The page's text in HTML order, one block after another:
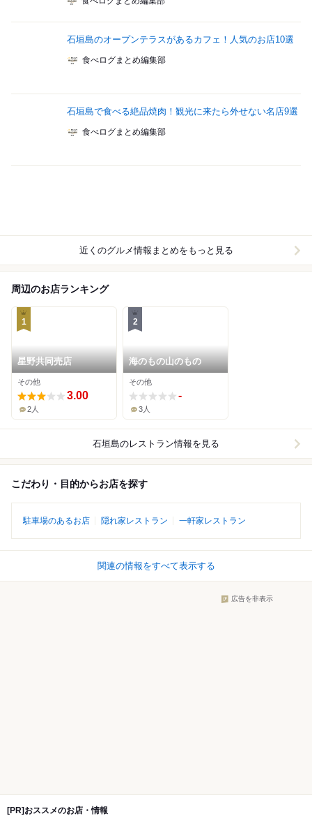
石垣島のオープンテラスがあるカフェ！人気のお店10選
食べログまとめ編集部
石垣島で食べる絶品焼肉！観光に来たら外せない名店9選
食べログまとめ編集部
近くのグルメ情報まとめをもっと見る
周辺のお店ランキング
1
星野共同売店
その他
3.00
2人
2
海のもの山のもの
その他
-
3人
石垣島のレストラン情報を見る
こだわり・目的からお店を探す
駐車場のあるお店 隠れ家レストラン 一軒家レストラン
関連の情報をすべて表示する
広告を非表示
[PR]おススメのお店・情報